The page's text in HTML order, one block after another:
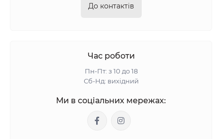
До контактів
Час роботи
Пн-Пт: з 10 до 18
Сб-Нд: вихідний
Ми в соціальних мережах: